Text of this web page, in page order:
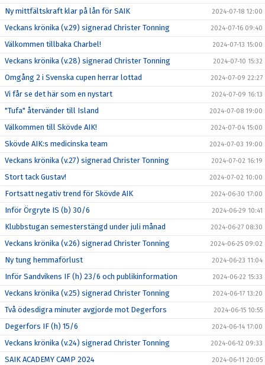
Ny mittfältskraft klar på lån för SAIK 2024-07-18 12:00
Veckans krönika (v.29) signerad Christer Tonning 2024-07-16 09:40
Välkommen tillbaka Charbel! 2024-07-13 15:00
Veckans krönika (v.28) signerad Christer Tonning 2024-07-10 15:32
Omgång 2 i Svenska cupen herrar lottad 2024-07-09 22:27
Vi får se det här som en nystart 2024-07-09 16:13
"Tufa" återvänder till Island 2024-07-08 19:00
Välkommen till Skövde AIK! 2024-07-04 15:00
Skövde AIK:s medicinska team 2024-07-03 19:00
Veckans krönika (v.27) signerad Christer Tonning 2024-07-02 16:19
Stort tack Gustav! 2024-07-02 10:00
Fortsatt negativ trend för Skövde AIK 2024-06-30 17:00
Inför Örgryte IS (b) 30/6 2024-06-29 10:41
Klubbstugan semesterstängd under juli månad 2024-06-27 08:30
Veckans krönika (v.26) signerad Christer Tonning 2024-06-25 09:02
Ny tung hemmaförlust 2024-06-23 11:04
Inför Sandvikens IF (h) 23/6 och publikinformation 2024-06-22 15:33
Veckans krönika (v.25) signerad Christer Tonning 2024-06-17 13:20
Två ödesdigra minuter avgjorde mot Degerfors 2024-06-15 10:55
Degerfors IF (h) 15/6 2024-06-14 17:00
Veckans krönika (v.24) signerad Christer Tonning 2024-06-12 09:33
SAIK ACADEMY CAMP 2024 2024-06-11 20:05